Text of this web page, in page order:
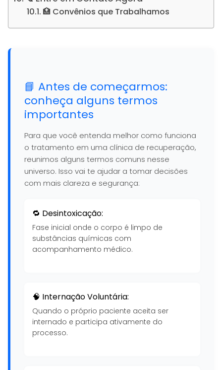
🏥 Convênios que Trabalhamos
📘 Antes de começarmos:
conheça alguns termos
importantes
Para que você entenda melhor como funciona
o tratamento em uma clínica de recuperação,
reunimos alguns termos comuns nesse
universo. Isso vai te ajudar a tomar decisões
com mais clareza e segurança:
🔁 Desintoxicação:
Fase inicial onde o corpo é limpo de
substâncias químicas com
acompanhamento médico.
🧠 Internação Voluntária:
Quando o próprio paciente aceita ser
internado e participa ativamente do
processo.